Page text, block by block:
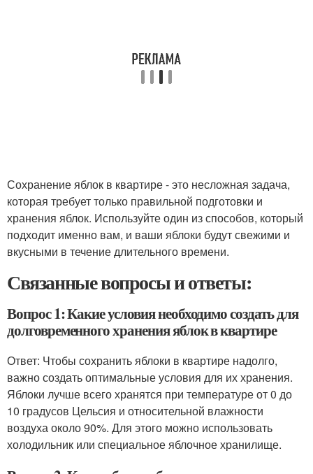
Сохранение яблок в квартире - это несложная задача,
которая требует только правильной подготовки и
хранения яблок. Используйте один из способов, который
подходит именно вам, и ваши яблоки будут свежими и
вкусными в течение длительного времени.
Связанные вопросы и ответы:
Вопрос 1: Какие условия необходимо создать для
долговременного хранения яблок в квартире
Ответ: Чтобы сохранить яблоки в квартире надолго,
важно создать оптимальные условия для их хранения.
Яблоки лучше всего хранятся при температуре от 0 до
10 градусов Цельсия и относительной влажности
воздуха около 90%. Для этого можно использовать
холодильник или специальное яблочное хранилище.